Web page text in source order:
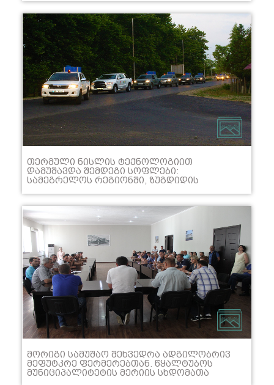
ᲐᲮᲚᲐᲓᲐᲠᲩᲔᲣᲚᲘ ᲛᲔᲠᲘ ᲒᲔᲒᲐ ᲨᲔᲜᲒᲔᲚᲘᲐ,
ᲡᲐᲙᲝᲝᲠᲓᲘᲜᲐᲪᲘᲝ ᲛᲐᲠᲗᲕᲘᲡ ᲪᲔᲜᲢᲠᲘᲡ
ᲮᲔᲚᲛᲫᲦᲕᲐᲜᲔᲚᲘ ᲚᲐᲨᲐ ᲨᲐᲚᲐᲛᲑᲔᲠᲘᲫᲔ,
ᲡᲣᲠᲡᲐᲗᲘᲡ ᲔᲠᲝᲕᲜᲣᲚᲘ ᲡᲐᲐᲒᲔᲜᲢᲝᲡᲐ ᲓᲐ
ᲐᲓᲒᲘᲚᲝᲑᲠᲘᲕᲘ ᲗᲕᲘᲗᲛᲛᲐᲠᲗᲕᲔᲚᲝᲑᲔᲑᲘᲡ
ᲬᲐᲠᲛᲝᲛᲐᲓᲒᲔᲜᲚᲔᲑᲗᲐᲜ ᲔᲠᲗᲐᲓ ᲒᲐᲔᲪᲜᲔᲜ ᲓᲐ
ᲐᲓᲒᲘᲚᲝᲑᲠᲘᲕ ᲛᲝᲡᲐᲮᲚᲔᲝᲑᲐᲡ ᲨᲔᲮᲕᲓᲜᲔᲜ.
ᲗᲔᲠᲛᲣᲚᲘ ᲜᲘᲡᲚᲘᲡ ᲢᲔᲥᲜᲝᲚᲝᲒᲘᲘᲗ
ᲓᲐᲛᲣᲨᲐᲕᲓᲐ ᲨᲔᲛᲓᲔᲒᲘ ᲡᲝᲤᲚᲔᲑᲘ:
ᲡᲐᲛᲔᲒᲠᲔᲚᲝᲡ ᲠᲔᲒᲘᲝᲜᲨᲘ, ᲖᲣᲒᲓᲘᲓᲘᲡ
ᲪᲕᲐᲜᲔᲡ ᲐᲓᲛᲘᲜᲘᲡᲢᲠᲐᲪᲘᲣᲚᲘ ᲔᲠᲗᲔᲣᲚᲔᲑᲘ.
ᲒᲣᲠᲘᲘᲡ ᲠᲔᲒᲘᲝᲜᲨᲘ, ᲩᲝᲮᲐᲢᲐᲣᲠᲘᲡ
ᲛᲣᲜᲘᲪᲘᲞᲐᲚᲘᲢᲔᲢᲘᲡ ᲡᲝᲤᲔᲚᲘ ᲨᲣᲐ ᲐᲛᲐᲦᲚᲔᲑᲐ.
ᲛᲝᲠᲘᲒᲘ ᲡᲐᲛᲣᲨᲐᲝ ᲨᲔᲮᲕᲔᲓᲠᲐ ᲐᲓᲒᲘᲚᲝᲑᲠᲘᲕ
ᲛᲔᲤᲣᲢᲙᲠᲔ ᲤᲔᲠᲛᲔᲠᲔᲑᲗᲐᲜ. ᲬᲧᲐᲚᲢᲣᲑᲝᲡ
ᲛᲣᲜᲘᲪᲘᲞᲐᲚᲘᲢᲔᲢᲘᲡ ᲛᲔᲠᲘᲘᲡ ᲡᲮᲓᲝᲛᲐᲗᲐ